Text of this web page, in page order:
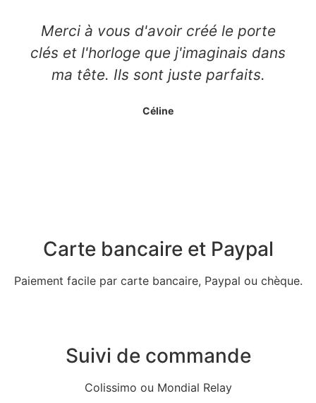
Merci à vous d'avoir créé le porte
clés et l'horloge que j'imaginais dans
ma tête. Ils sont juste parfaits.
Céline
Carte bancaire et Paypal
Paiement facile par carte bancaire, Paypal ou chèque.
Suivi de commande
Colissimo ou Mondial Relay